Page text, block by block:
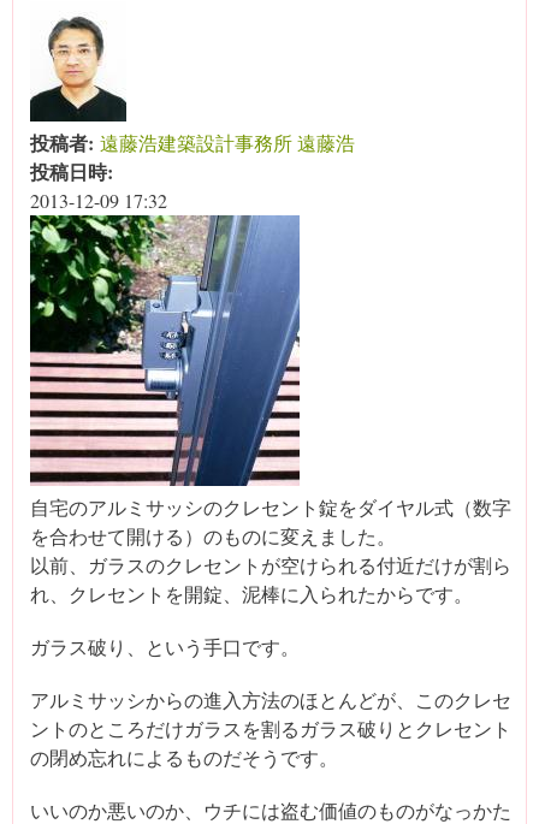
投稿者: 遠藤浩建築設計事務所 遠藤浩
投稿日時:
2013-12-09 17:32
自宅のアルミサッシのクレセント錠をダイヤル式（数字
を合わせて開ける）のものに変えました。
以前、ガラスのクレセントが空けられる付近だけが割ら
れ、クレセントを開錠、泥棒に入られたからです。
ガラス破り、という手口です。
アルミサッシからの進入方法のほとんどが、このクレセ
ントのところだけガラスを割るガラス破りとクレセント
の閉め忘れによるものだそうです。
いいのか悪いのか、ウチには盗む価値のものがなっかた